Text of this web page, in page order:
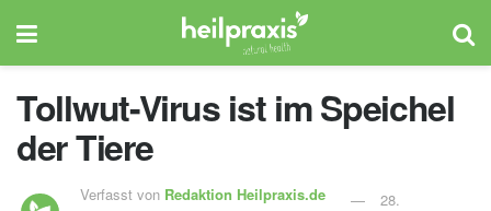
Tollwut-Virus ist im Speichel
der Tiere
Verfasst von Redaktion Heilpraxis.de
28.